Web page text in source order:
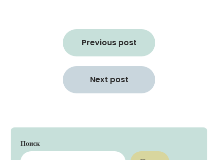
Previous post
Next post
Поиск